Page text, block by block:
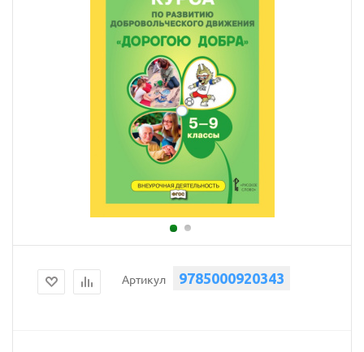
Артикул 9785000920343